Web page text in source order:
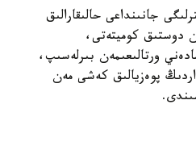
جانىنداعى حالىقارالىق
دوستىق كوميتەتى،
ورتالىعىمەن بىرلەسىپ،
پوەزيالىق كەشى مەن